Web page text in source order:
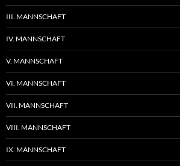
III. MANNSCHAFT
IV. MANNSCHAFT
V. MANNSCHAFT
VI. MANNSCHAFT
VII. MANNSCHAFT
VIII. MANNSCHAFT
IX. MANNSCHAFT